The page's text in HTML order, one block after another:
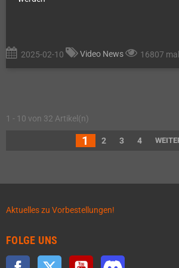
2025-02-10 Video News 16807
1 - 10 von 32 Artikel(n)
1 2 3 4
Aktuelles zu Vorbestellungen!
FOLGE UNS
Facebook Twitter YouTube